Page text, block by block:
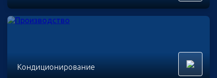
Кондиционирование